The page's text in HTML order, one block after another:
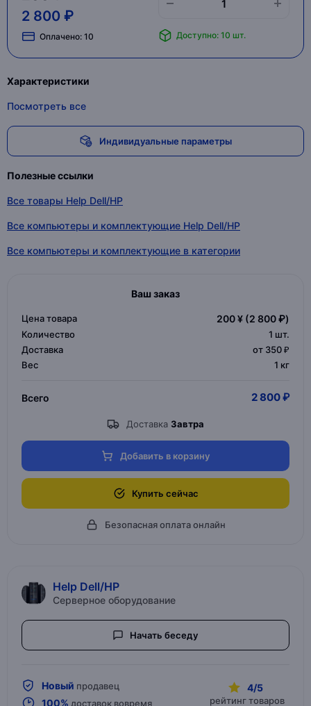
2 800 ₽
Оплачено: 10 Доступно: 10 шт.
Характеристики
Посмотреть все
Индивидуальные параметры
Полезные ссылки
Все товары Help Dell/HP
Все компьютеры и комплектующие Help Dell/HP
Все компьютеры и комплектующие в категории
Ваш заказ
Цена товара 200 ¥ (2 800 ₽)
Количество 1 шт.
Доставка
от 350 ₽
Вес
1 кг
Всего 2 800 ₽
Доставка Завтра
Добавить в корзину
Купить сейчас
Безопасная оплата онлайн
Help Dell/HP
Серверное оборудование
Начать беседу
Новый продавец
100% доставок вовремя
4/5
рейтинг товаров